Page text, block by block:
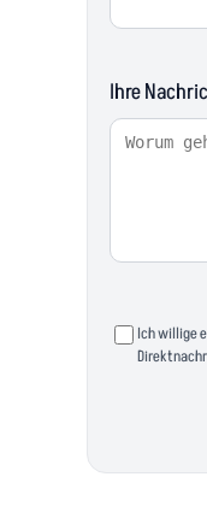
Ihre
Ich willige